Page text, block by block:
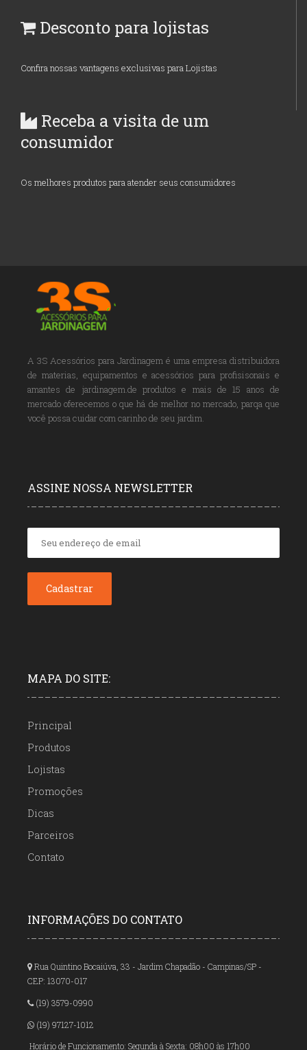
Desconto para lojistas
Confira nossas vantagens exclusivas para Lojistas
Receba a visita de um
consumidor
Os melhores produtos para atender seus consumidores
A 3S Acessórios para Jardinagem é uma empresa distribuidora
de materias, equipamentos e acessórios para profisisonais e
amantes de jardinagem.de produtos e mais de 15 anos de
mercado oferecemos o que há de melhor no mercado, parqa que
você possa cuidar com carinho de seu jardim.
ASSINE NOSSA NEWSLETTER
MAPA DO SITE:
Principal
Produtos
Lojistas
Promoções
Dicas
Parceiros
Contato
INFORMAÇÕES DO CONTATO
Rua Quintino Bocaiúva, 33 - Jardim Chapadão - Campinas/SP -
CEP: 13070-017
(19) 3579-0990
(19) 97127-1012
Horário de Funcionamento: Segunda à Sexta: 08h00 às 17h00